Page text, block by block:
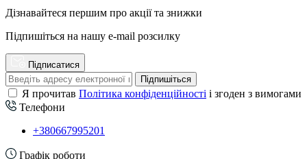
Дізнавайтеся першим про акції та знижки
Підпишіться на нашу e-mail розсилку
Підписатися
Підпишіться
Я прочитав Політика конфіденційності і згоден з вимогами
Телефони
+380667995201
Графік роботи